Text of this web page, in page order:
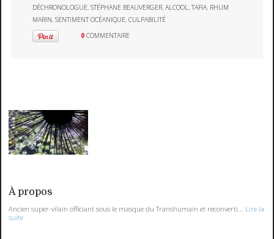
DÉCHRONOLOGUE,STÉPHANE BEAUVERGER,ALCOOL ,TAFIA, RHUM
MARIN,SENTIMENT OCÉANIQUE,CULPABILITÉ
0 COMMENTAIRE
À propos
Ancien super-vilain officiant sous le masque du Transhumain et reconverti...
Lire la
suite